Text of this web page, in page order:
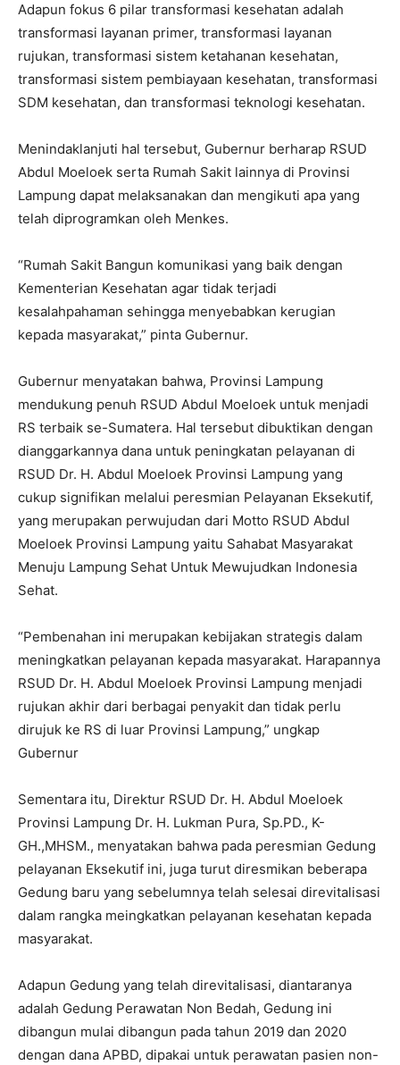
Adapun fokus 6 pilar transformasi kesehatan adalah
transformasi layanan primer, transformasi layanan
rujukan, transformasi sistem ketahanan kesehatan,
transformasi sistem pembiayaan kesehatan, transformasi
SDM kesehatan, dan transformasi teknologi kesehatan.
Menindaklanjuti hal tersebut, Gubernur berharap RSUD
Abdul Moeloek serta Rumah Sakit lainnya di Provinsi
Lampung dapat melaksanakan dan mengikuti apa yang
telah diprogramkan oleh Menkes.
“Rumah Sakit Bangun komunikasi yang baik dengan
Kementerian Kesehatan agar tidak terjadi
kesalahpahaman sehingga menyebabkan kerugian
kepada masyarakat,” pinta Gubernur.
Gubernur menyatakan bahwa, Provinsi Lampung
mendukung penuh RSUD Abdul Moeloek untuk menjadi
RS terbaik se-Sumatera. Hal tersebut dibuktikan dengan
dianggarkannya dana untuk peningkatan pelayanan di
RSUD Dr. H. Abdul Moeloek Provinsi Lampung yang
cukup signifikan melalui peresmian Pelayanan Eksekutif,
yang merupakan perwujudan dari Motto RSUD Abdul
Moeloek Provinsi Lampung yaitu Sahabat Masyarakat
Menuju Lampung Sehat Untuk Mewujudkan Indonesia
Sehat.
“Pembenahan ini merupakan kebijakan strategis dalam
meningkatkan pelayanan kepada masyarakat. Harapannya
RSUD Dr. H. Abdul Moeloek Provinsi Lampung menjadi
rujukan akhir dari berbagai penyakit dan tidak perlu
dirujuk ke RS di luar Provinsi Lampung,” ungkap
Gubernur
Sementara itu, Direktur RSUD Dr. H. Abdul Moeloek
Provinsi Lampung Dr. H. Lukman Pura, Sp.PD., K-
GH.,MHSM., menyatakan bahwa pada peresmian Gedung
pelayanan Eksekutif ini, juga turut diresmikan beberapa
Gedung baru yang sebelumnya telah selesai direvitalisasi
dalam rangka meingkatkan pelayanan kesehatan kepada
masyarakat.
Adapun Gedung yang telah direvitalisasi, diantaranya
adalah Gedung Perawatan Non Bedah, Gedung ini
dibangun mulai dibangun pada tahun 2019 dan 2020
dengan dana APBD, dipakai untuk perawatan pasien non-